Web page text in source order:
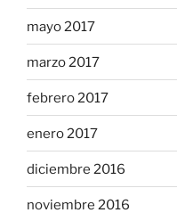
mayo 2017
marzo 2017
febrero 2017
enero 2017
diciembre 2016
noviembre 2016